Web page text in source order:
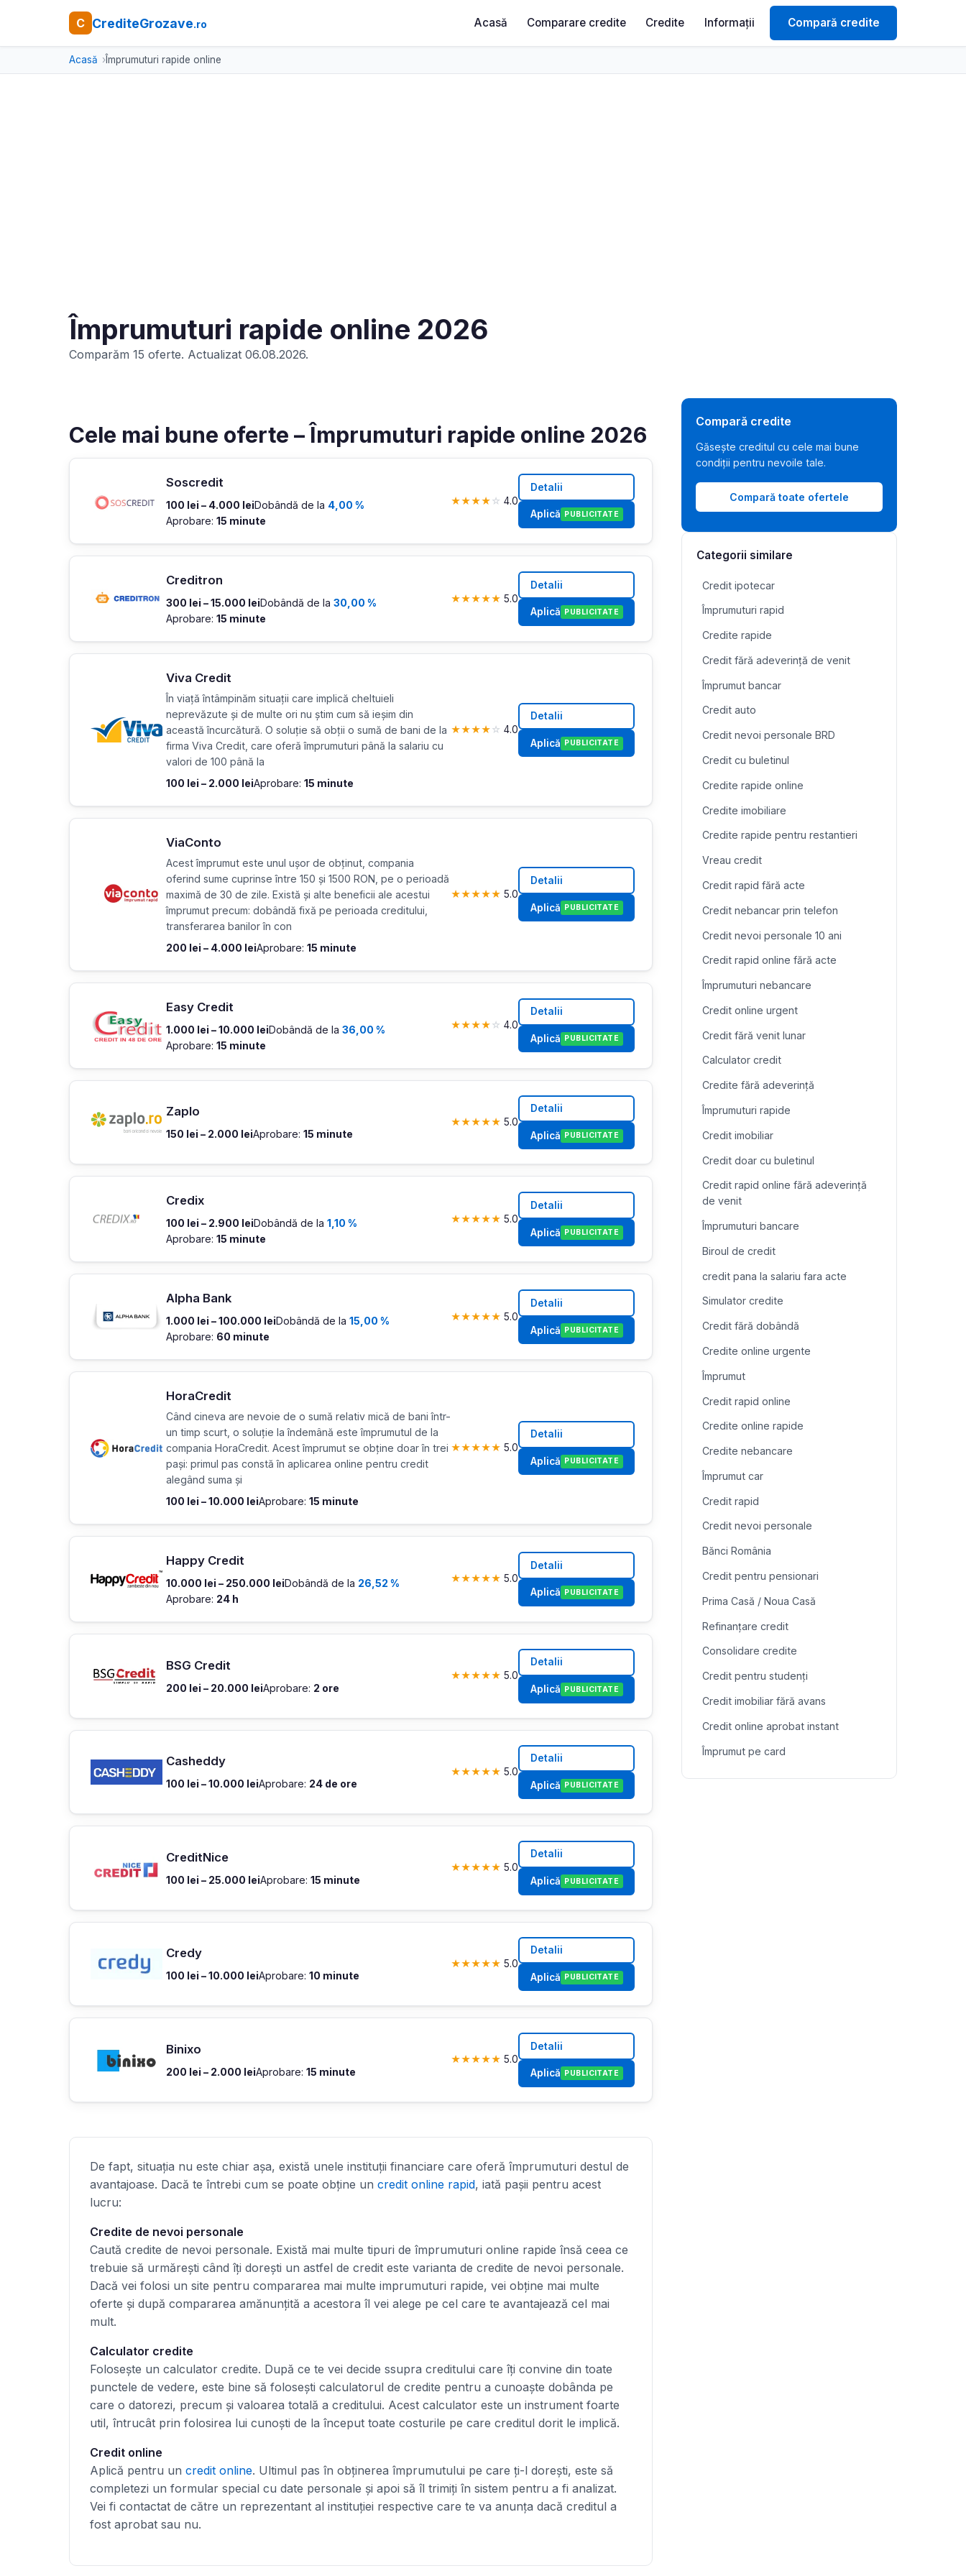
C CrediteGrozave.ro Acasă Comparare credite Credite Informații Compară credite
Acasă Împrumuturi rapide online
Împrumuturi rapide online 2026
Comparăm 15 oferte. Actualizat 06.08.2026.
Cele mai bune oferte – Împrumuturi rapide online 2026
Soscredit
100 lei – 4.000 leiDobândă de la 4,00 %
Aprobare: 15 minute
★★★★☆ 4.0
Detalii
Aplică PUBLICITATE
Creditron
300 lei – 15.000 leiDobândă de la 30,00 %
Aprobare: 15 minute
★★★★★ 5.0
Detalii
Aplică PUBLICITATE
Viva Credit
În viață întâmpinăm situații care implică cheltuieli
neprevăzute și de multe ori nu știm cum să ieșim din
această încurcătură. O soluție să obții o sumă de bani de la
firma Viva Credit, care oferă împrumuturi până la salariu cu
valori de 100 până la
100 lei – 2.000 leiAprobare: 15 minute
★★★★☆ 4.0
Detalii
Aplică PUBLICITATE
ViaConto
Acest împrumut este unul ușor de obținut, compania
oferind sume cuprinse între 150 și 1500 RON, pe o perioadă
maximă de 30 de zile. Există și alte beneficii ale acestui
împrumut precum: dobândă fixă pe perioada creditului,
transferarea banilor în con
200 lei – 4.000 leiAprobare: 15 minute
★★★★★ 5.0
Detalii
Aplică PUBLICITATE
Easy Credit
1.000 lei – 10.000 leiDobândă de la 36,00 %
Aprobare: 15 minute
★★★★☆ 4.0
Detalii
Aplică PUBLICITATE
Zaplo
150 lei – 2.000 leiAprobare: 15 minute
★★★★★ 5.0
Detalii
Aplică PUBLICITATE
Credix
100 lei – 2.900 leiDobândă de la 1,10 %
Aprobare: 15 minute
★★★★★ 5.0
Detalii
Aplică PUBLICITATE
Alpha Bank
1.000 lei – 100.000 leiDobândă de la 15,00 %
Aprobare: 60 minute
★★★★★ 5.0
Detalii
Aplică PUBLICITATE
HoraCredit
Când cineva are nevoie de o sumă relativ mică de bani într-
un timp scurt, o soluție la îndemână este împrumutul de la
compania HoraCredit. Acest împrumut se obține doar în trei
pași: primul pas constă în aplicarea online pentru credit
alegând suma și
100 lei – 10.000 leiAprobare: 15 minute
★★★★★ 5.0
Detalii
Aplică PUBLICITATE
Happy Credit
10.000 lei – 250.000 leiDobândă de la 26,52 %
Aprobare: 24 h
★★★★★ 5.0
Detalii
Aplică PUBLICITATE
BSG Credit
200 lei – 20.000 leiAprobare: 2 ore
★★★★★ 5.0
Detalii
Aplică PUBLICITATE
Casheddy
100 lei – 10.000 leiAprobare: 24 de ore
★★★★★ 5.0
Detalii
Aplică PUBLICITATE
CreditNice
100 lei – 25.000 leiAprobare: 15 minute
★★★★★ 5.0
Detalii
Aplică PUBLICITATE
Credy
100 lei – 10.000 leiAprobare: 10 minute
★★★★★ 5.0
Detalii
Aplică PUBLICITATE
Binixo
200 lei – 2.000 leiAprobare: 15 minute
★★★★★ 5.0
Detalii
Aplică PUBLICITATE
De fapt, situația nu este chiar așa, există unele instituții financiare care oferă împrumuturi destul de
avantajoase. Dacă te întrebi cum se poate obține un credit online rapid, iată pașii pentru acest
lucru:
Credite de nevoi personale
Caută credite de nevoi personale. Există mai multe tipuri de împrumuturi online rapide însă ceea ce
trebuie să urmărești când îți dorești un astfel de credit este varianta de credite de nevoi personale.
Dacă vei folosi un site pentru compararea mai multe imprumuturi rapide, vei obține mai multe
oferte și după compararea amănunțită a acestora îl vei alege pe cel care te avantajează cel mai
mult.
Calculator credite
Folosește un calculator credite. După ce te vei decide ssupra creditului care îți convine din toate
punctele de vedere, este bine să folosești calculatorul de credite pentru a cunoaște dobânda pe
care o datorezi, precum și valoarea totală a creditului. Acest calculator este un instrument foarte
util, întrucât prin folosirea lui cunoști de la început toate costurile pe care creditul dorit le implică.
Credit online
Aplică pentru un credit online. Ultimul pas în obținerea împrumutului pe care ți-l dorești, este să
completezi un formular special cu date personale și apoi să îl trimiți în sistem pentru a fi analizat.
Vei fi contactat de către un reprezentant al instituției respective care te va anunța dacă creditul a
fost aprobat sau nu.
Compară credite
Găsește creditul cu cele mai bune
condiții pentru nevoile tale.
Compară toate ofertele
Categorii similare
Credit ipotecar
Împrumuturi rapid
Credite rapide
Credit fără adeverință de venit
Împrumut bancar
Credit auto
Credit nevoi personale BRD
Credit cu buletinul
Credite rapide online
Credite imobiliare
Credite rapide pentru restantieri
Vreau credit
Credit rapid fără acte
Credit nebancar prin telefon
Credit nevoi personale 10 ani
Credit rapid online fără acte
Împrumuturi nebancare
Credit online urgent
Credit fără venit lunar
Calculator credit
Credite fără adeverință
Împrumuturi rapide
Credit imobiliar
Credit doar cu buletinul
Credit rapid online fără adeverință
de venit
Împrumuturi bancare
Biroul de credit
credit pana la salariu fara acte
Simulator credite
Credit fără dobândă
Credite online urgente
Împrumut
Credit rapid online
Credite online rapide
Credite nebancare
Împrumut car
Credit rapid
Credit nevoi personale
Bănci România
Credit pentru pensionari
Prima Casă / Noua Casă
Refinanțare credit
Consolidare credite
Credit pentru studenți
Credit imobiliar fără avans
Credit online aprobat instant
Împrumut pe card